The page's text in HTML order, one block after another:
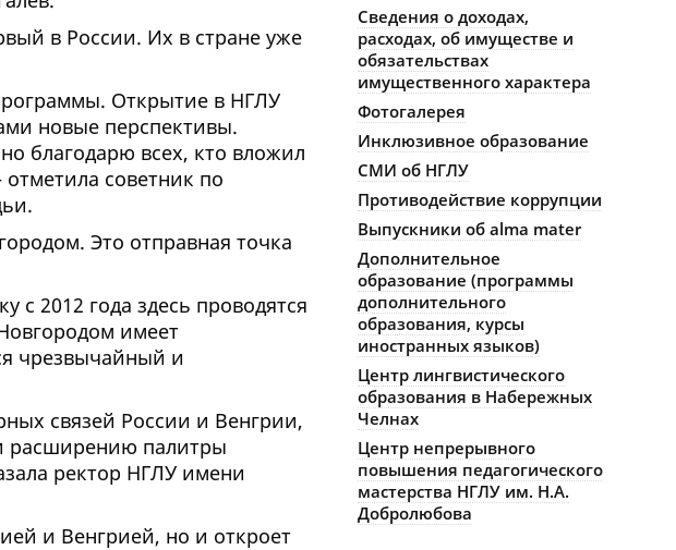
в России. Их в стране уже
Открытие в НГЛУ
новые перспективы.
благодарю всех, кто вложил
советник по
Это отправная точка
с 2012 года здесь проводятся
имеет
чрезвычайный и
связей России и Венгрии,
расширению палитры
ректор НГЛУ имени
и Венгрией, но и откроет
Сведения о доходах,
расходах, об имуществе и
обязательствах
имущественного характера
Фотогалерея
Инклюзивное образование
СМИ об НГЛУ
Противодействие коррупции
Выпускники об alma mater
Дополнительное
образование (программы
дополнительного
образования, курсы
иностранных языков)
Центр лингвистического
образования в Набережных
Челнах
Центр непрерывного
повышения педагогического
мастерства НГЛУ им. Н.А.
Добролюбова